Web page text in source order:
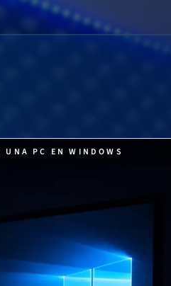
PC EN WINDOWS